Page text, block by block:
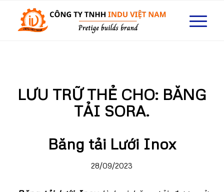
LƯU TRỮ THẺ CHO: BĂNG
TẢI SORA.
Băng tải Lưới Inox
28/09/2023